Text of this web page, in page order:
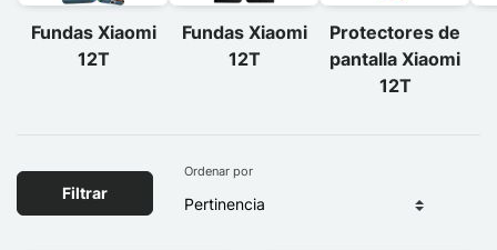
Fundas Xiaomi
12T
Fundas Xiaomi
12T
Protectores de
pantalla Xiaomi
12T
Filtrar
Ordenar por